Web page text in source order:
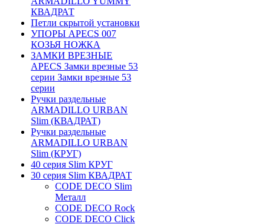
КВАДРАТ
Петли скрытой установки
УПОРЫ APECS 007
КОЗЬЯ НОЖКА
ЗАМКИ ВРЕЗНЫЕ
APECS Замки врезные 53
серии Замки врезные 53
серии
Ручки раздельные
ARMADILLO URBAN
Slim (КВАДРАТ)
Ручки раздельные
ARMADILLO URBAN
Slim (КРУГ)
40 серия Slim КРУГ
30 серия Slim КВАДРАТ
CODE DECO Slim
Металл
CODE DECO Rock
CODE DECO Click